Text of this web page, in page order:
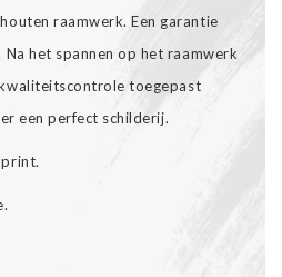
raamwerk. Een garantie
het spannen op het raamwerk
toegepast
een perfect schilderij.